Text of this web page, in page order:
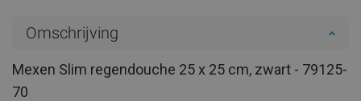
Omschrijving
Mexen Slim regendouche 25 x 25 cm, zwart - 79125-
70